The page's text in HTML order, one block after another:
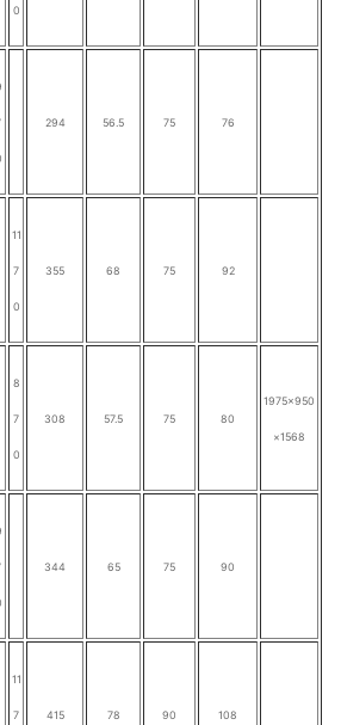
0
294 56.5 75 76
11
7
0
355 68 75 92
8
7
0
308 57.5 75 80
1975×950
×1568
344 65 75 90
11
7 415 78 90 108